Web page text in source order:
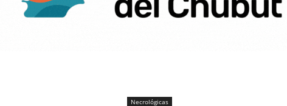
Necrológicas